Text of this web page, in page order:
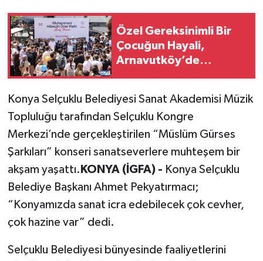
Özel Gereksinimli Bir
Çocuğun Hayali,
Arnavutköy’de
Konya Selçuklu Belediyesi Sanat Akademisi Müzik
Topluluğu tarafından Selçuklu Kongre
Merkezi’nde gerçekleştirilen “Müslüm Gürses
Şarkıları” konseri sanatseverlere muhteşem bir
akşam yaşattı. KONYA (İGFA) - Konya Selçuklu
Belediye Başkanı Ahmet Pekyatırmacı;
“Konyamızda sanat icra edebilecek çok cevher,
çok hazine var” dedi.
Selçuklu Belediyesi bünyesinde faaliyetlerini